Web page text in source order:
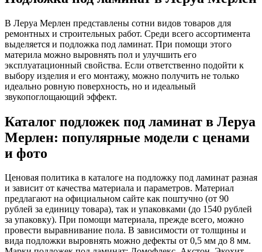
В Леруа Мерлен представлены сотни видов товаров для
ремонтных и строительных работ. Среди всего ассортимента
выделяется и подложка под ламинат. При помощи этого
материла можно выровнять пол и улучшить его
эксплуатационный свойства. Если ответственно подойти к
выбору изделия и его монтажу, можно получить не только
идеально ровную поверхность, но и идеальный
звукопоглощающий эффект.
Каталог подложек под ламинат в Леруа
Мерлен: популярные модели с ценами
и фото
Ценовая политика в каталоге на подложку под ламинат разная
и зависит от качества материала и параметров. Материал
предлагают на официальном сайте как поштучно (от 90
рублей за единицу товара), так и упаковками (до 1540 рублей
за упаковку). При помощи материала, прежде всего, можно
провести выравнивание пола. В зависимости от толщины и
вида подложки выровнять можно дефекты от 0,5 мм до 8 мм.